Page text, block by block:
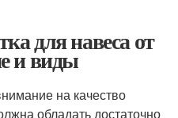
для навеса от
и виды
на качество
обладать достаточно